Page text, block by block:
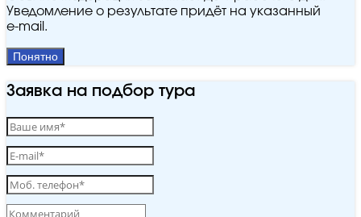
Уведомление о результате придёт на указанный
e‑mail.
Понятно
Заявка на подбор тура